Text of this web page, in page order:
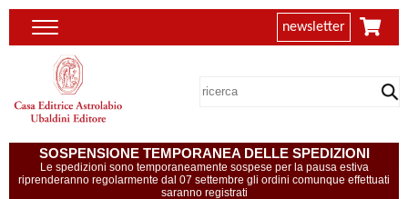
newsletter
SOSPENSIONE TEMPORANEA DELLE SPEDIZIONI
Le spedizioni sono temporaneamente sospese per la pausa estiva
riprenderanno regolarmente dal 07 settembre gli ordini comunque effettuati
saranno registrati